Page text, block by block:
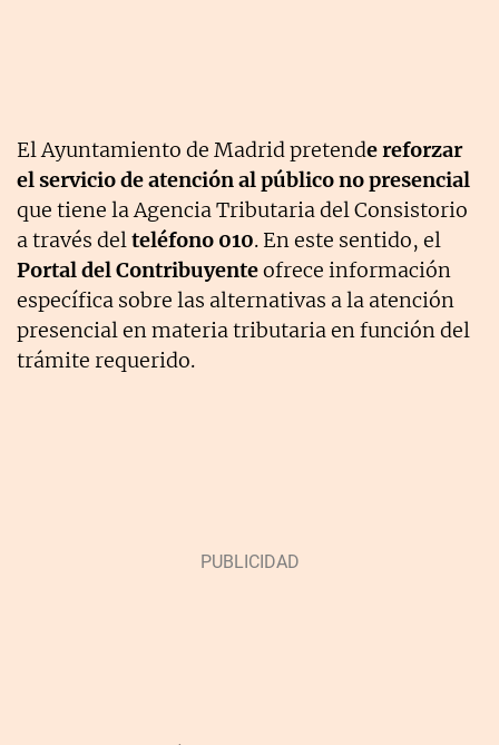
El Ayuntamiento de Madrid pretende reforzar
el servicio de atención al público no presencial
que tiene la Agencia Tributaria del Consistorio
a través delteléfono 010. En este sentido, el
Portal del Contribuyenteofrece información
específica sobre las alternativas a la atención
presencial en materia tributaria en función del
trámite requerido.